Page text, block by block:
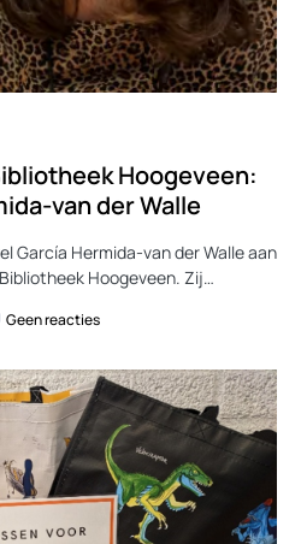
Hoogeveen:
van der Walle
García Hermida-van der Walle aan
Hoogeveen. Zij…
Geen reacties